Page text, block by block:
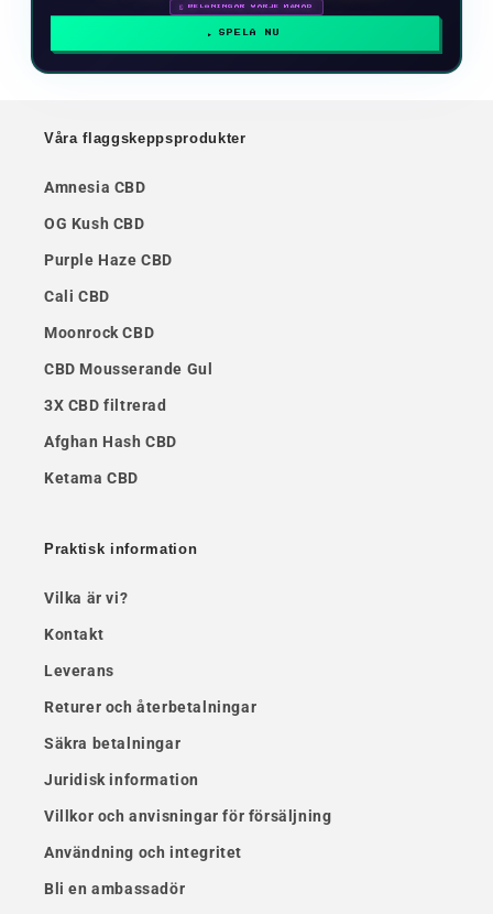
🗓 BELÖNINGAR VARJE MÅNAD
SPELA NU
Våra flaggskeppsprodukter
Amnesia CBD
OG Kush CBD
Purple Haze CBD
Cali CBD
Moonrock CBD
CBD Mousserande Gul
3X CBD filtrerad
Afghan Hash CBD
Ketama CBD
Praktisk information
Vilka är vi?
Kontakt
Leverans
Returer och återbetalningar
Säkra betalningar
Juridisk information
Villkor och anvisningar för försäljning
Användning och integritet
Bli en ambassadör